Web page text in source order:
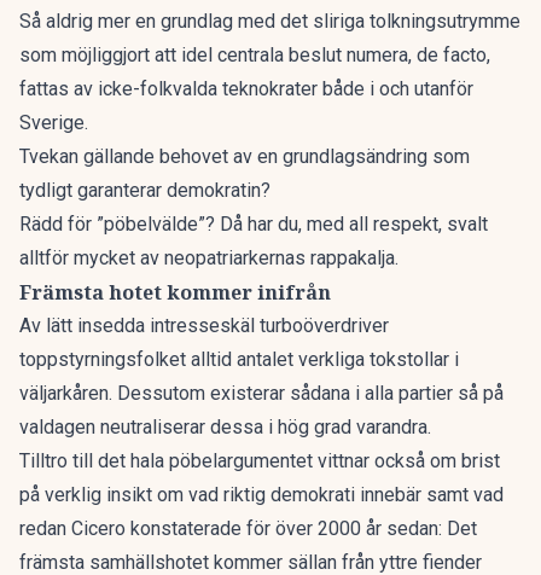
Så aldrig mer en grundlag med det sliriga tolkningsutrymme
som möjliggjort att idel centrala beslut numera, de facto,
fattas av icke-folkvalda teknokrater både i och utanför
Sverige.
Tvekan gällande behovet av en grundlagsändring som
tydligt garanterar demokratin?
Rädd för ”pöbelvälde”? Då har du, med all respekt, svalt
alltför mycket av neopatriarkernas rappakalja.
Främsta hotet kommer inifrån
Av lätt insedda intresseskäl turboöverdriver
toppstyrningsfolket alltid antalet verkliga tokstollar i
väljarkåren. Dessutom existerar sådana i alla partier så på
valdagen neutraliserar dessa i hög grad varandra.
Tilltro till det hala pöbelargumentet vittnar också om brist
på verklig insikt om vad riktig demokrati innebär samt vad
redan Cicero konstaterade för över 2000 år sedan: Det
främsta samhällshotet kommer sällan från yttre fiender